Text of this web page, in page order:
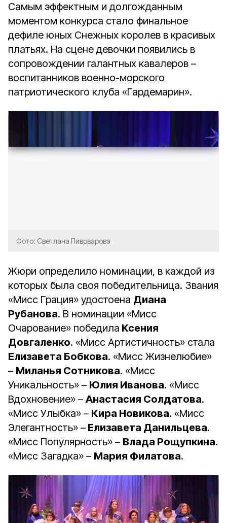
Самым эффектным и долгожданным
моментом конкурса стало финальное
дефиле юных Снежных королев в красивых
платьях. На сцене девочки появились в
сопровождении галантных кавалеров –
воспитанников военно-морского
патриотического клуба «Гардемарин».
Фото: Светлана Пивоварова
Жюри определило номинации, в каждой из
которых была своя победительница. Звания
«Мисс Грация» удостоена Диана
Рубанова. В номинации «Мисс
Очарование» победила Ксения
Довгаленко. «Мисс Артистичность» стала
Елизавета Бобкова. «Мисс Жизнелюбие»
– Миланья Сотникова. «Мисс
Уникальность» – Юлия Иванова. «Мисс
Вдохновение» – Анастасия Солдатова.
«Мисс Улыбка» – Кира Новикова. «Мисс
Элегантность» – Елизавета Данильцева.
«Мисс Популярность» – Влада Рощупкина.
«Мисс Загадка» – Мария Филатова.